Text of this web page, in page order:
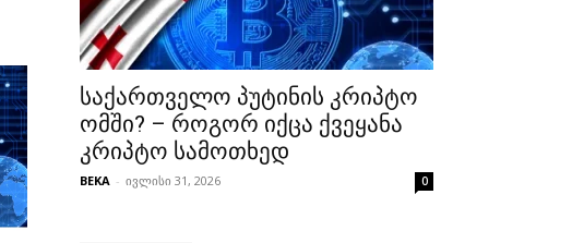
საქართველო პუტინის კრიპტო
ომში? – როგორ იქცა ქვეყანა
კრიპტო სამოთხედ
BEKA - ივლისი 31, 2026 0